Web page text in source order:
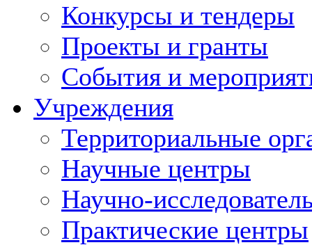
Конкурсы и тендеры
Проекты и гранты
События и
Учреждения
Территориальные
Научные центры
Научно-
Практические центры